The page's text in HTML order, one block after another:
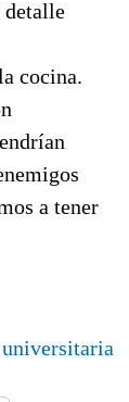
detalle
cocina.
a tener